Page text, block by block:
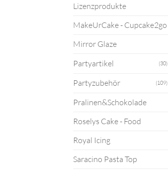
Lizenzprodukte
MakeUrCake - Cupcake2go
Mirror Glaze
Partyartikel (30)
Partyzubehör (109)
Pralinen&Schokolade
Roselys Cake - Food
Royal Icing
Saracino Pasta Top